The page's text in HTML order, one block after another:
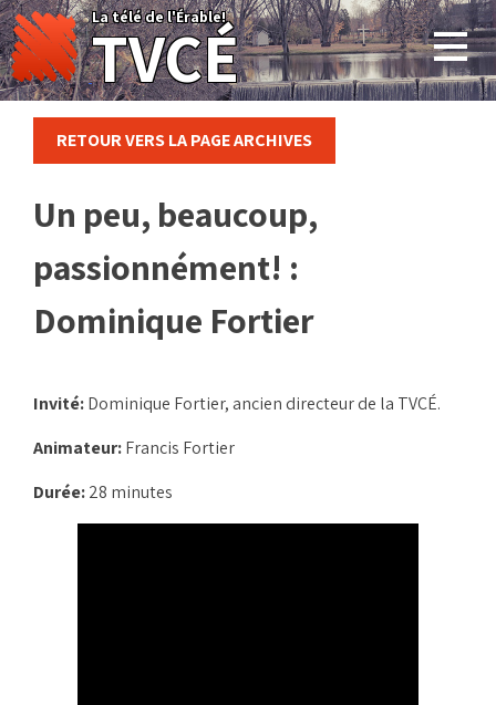
Skip
to
content
La télé de l'Érable!
TVCÉ
RETOUR VERS LA PAGE ARCHIVES
Un peu, beaucoup,
passionnément! :
Dominique Fortier
Invité:Dominique Fortier, ancien directeur de la TVCÉ.
Animateur:Francis Fortier
Durée:28 minutes